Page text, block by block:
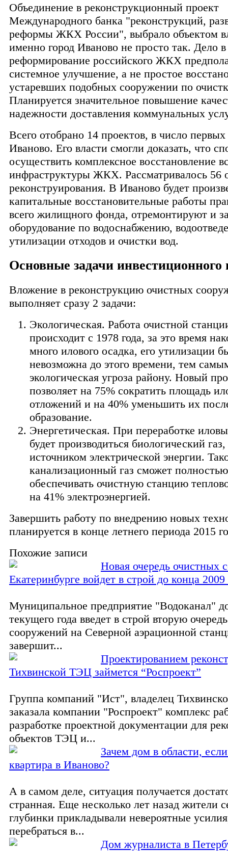
Объединение в реконструкционный проект
Международного банка "реконструкций,
реформы ЖКХ России", выбрало объектом
именно город Иваново не просто так. Дело
реформирование российского ЖКХ
системное улучшение, а не простое
устаревших подобных сооружении по
Планируется значительное повышение
надежности доставления коммунальных
Всего отобрано 14 проектов, в число
Иваново. Его власти смогли доказать, что
осуществить комплексное восстановление
инфраструктуры ЖКХ. Рассматривалось 56
реконструирования. В Иваново будет
капитальные восстановительные работы
всего жилищного фонда, отремонтируют и
оборудование по водоснабжению,
утилизации отходов и очистки вод.
Основные задачи инвестиционного
Вложение в реконструкцию очистных
выполняет сразу 2 задачи:
Экологическая. Работа очистной
происходит с 1978 года, за это время
много илового осадка, его утилизации
невозможна до этого времени, тем
экологическая угроза району. Новый
позволяет на 75% сократить площадь
отложений и на 40% уменьшить их
образование.
Энергетическая. При переработке
будет производиться биологический
источником электрической энергии.
канализационный газ сможет полностью
обеспечивать очистную станцию
на 41% электроэнергией.
Завершить работу по внедрению новых
планируется в конце летнего периода 2015
Похожие записи
Новая очередь очистных
Екатеринбурге войдет в строй до конца 2009
Муниципальное предприятие "Водоканал"
текущего года введет в строй вторую
сооружений на Северной аэрационной
завершит...
Проектированием
Тихвинской ТЭЦ займется “Роспроект”
Группа компаний "Ист", владелец
заказала компании "Роспроект" комплекс
разработке проектной документации для
объектов ТЭЦ и...
Зачем дом в области,
квартира в Иваново?
А в самом деле, ситуация получается
странная. Еще несколько лет назад жители
глубинки прикладывали невероятные
перебраться в...
Дом журналиста в